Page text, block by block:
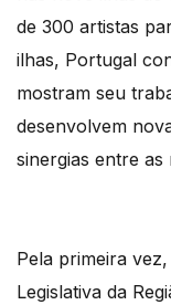
de 300 artistas
ilhas, Portugal
mostram seu
desenvolvem
sinergias entre as
Pela primeira
Legislativa da